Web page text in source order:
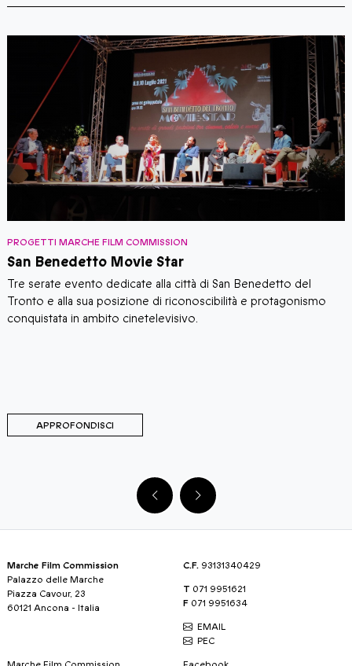
PROGETTI MARCHE FILM COMMISSION
San Benedetto Movie Star
Tre serate evento dedicate alla città di San Benedetto del
Tronto e alla sua posizione di riconoscibilità e protagonismo
conquistata in ambito cinetelevisivo.
APPROFONDISCI
Marche Film Commission
Palazzo delle Marche
Piazza Cavour, 23
60121 Ancona - Italia
C.F. 93131340429
T 071 9951621
F 071 9951634
EMAIL
PEC